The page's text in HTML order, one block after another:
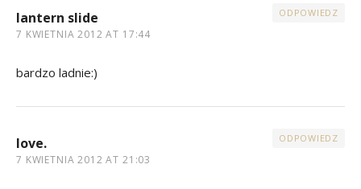
lantern slide
7 KWIETNIA 2012 AT 17:44
ODPOWIEDZ
bardzo ladnie:)
love.
7 KWIETNIA 2012 AT 21:03
ODPOWIEDZ